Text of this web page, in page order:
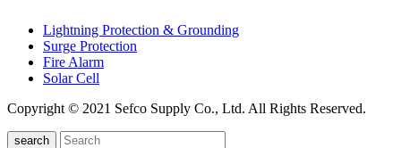
Lightning Protection & Grounding
Surge Protection
Fire Alarm
Solar Cell
Copyright © 2021 Sefco Supply Co., Ltd. All Rights Reserved.
search